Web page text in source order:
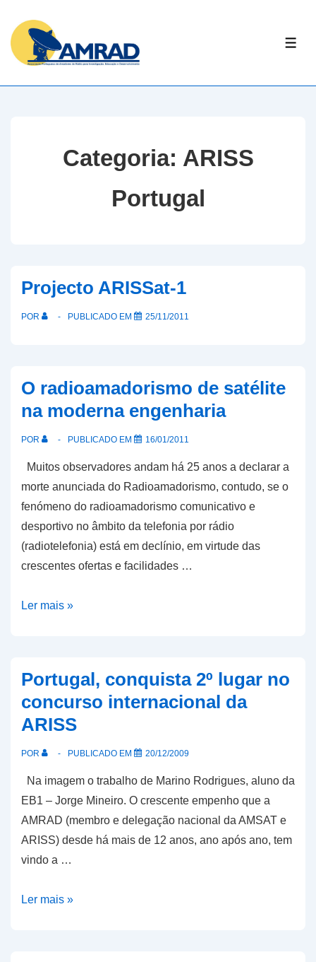
Skip
Content
Categoria: ARISS
Portugal
Projecto ARISSat-1
POR PUBLICADO EM 25/11/2011
O radioamadorismo de satélite
na moderna engenharia
POR PUBLICADO EM 16/01/2011
Muitos observadores andam há 25 anos a declarar a
morte anunciada do Radioamadorismo, contudo, se o
fenómeno do radioamadorismo comunicativo e
desportivo no âmbito da telefonia por rádio
(radiotelefonia) está em declínio, em virtude das
crescentes ofertas e facilidades …
O
na
moderna
engenharia
Ler mais »
Portugal, conquista 2º lugar no
concurso internacional da
ARISS
POR PUBLICADO EM 20/12/2009
Na imagem o trabalho de Marino Rodrigues, aluno da
EB1 – Jorge Mineiro. O crescente empenho que a
AMRAD (membro e delegação nacional da AMSAT e
ARISS) desde há mais de 12 anos, ano após ano, tem
vindo a …
Portugal,
Ler mais »